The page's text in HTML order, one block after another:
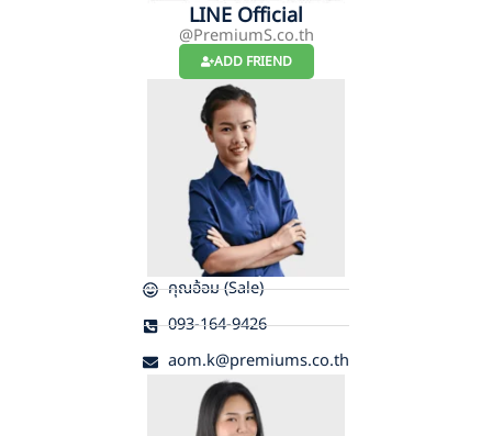
LINE Official
@PremiumS.co.th
ADD FRIEND
คุณอ้อม (Sale)
093-164-9426
aom.k@premiums.co.th